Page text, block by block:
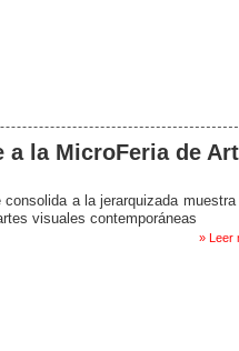
la MicroFeria de
a la jerarquizada muestra
visuales contemporáneas
» Leer